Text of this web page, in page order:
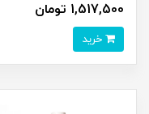
1,517,500 تومان